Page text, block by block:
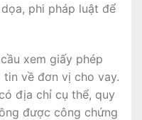
phi pháp luật để
xem giấy phép
về đơn vị cho vay.
địa chỉ cụ thể, quy
được công chứng